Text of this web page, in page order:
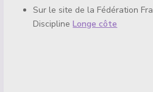
Sur le site de la Fédération
DisciplineLonge côte